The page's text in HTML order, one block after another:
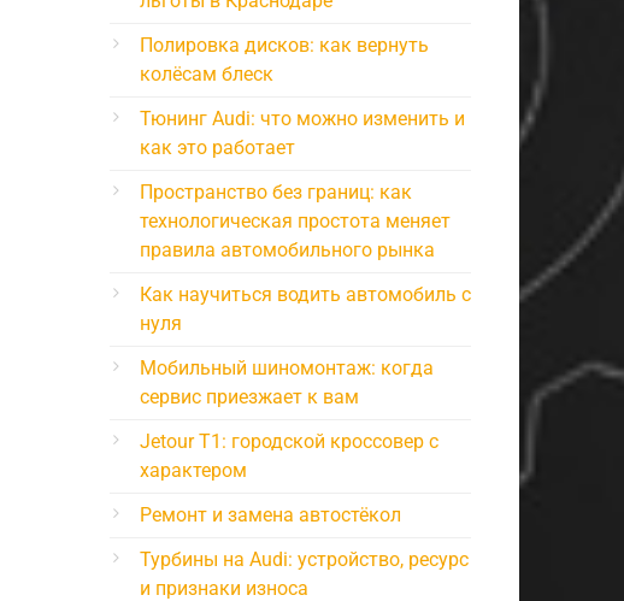
Полировка дисков: как вернуть
колёсам блеск
Тюнинг Audi: что можно изменить и
как это работает
Пространство без границ: как
технологическая простота меняет
правила автомобильного рынка
Как научиться водить автомобиль с
нуля
Мобильный шиномонтаж: когда
сервис приезжает к вам
Jetour T1: городской кроссовер с
характером
Ремонт и замена автостёкол
Турбины на Audi: устройство, ресурс
и признаки износа